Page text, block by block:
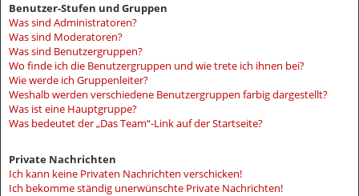
Benutzer-Stufen und Gruppen
Was sind Administratoren?
Was sind Moderatoren?
Was sind Benutzergruppen?
Wo finde ich die Benutzergruppen und wie trete ich ihnen bei?
Wie werde ich Gruppenleiter?
Weshalb werden verschiedene Benutzergruppen farbig dargestellt?
Was ist eine Hauptgruppe?
Was bedeutet der „Das Team“-Link auf der Startseite?
Private Nachrichten
Ich kann keine Privaten Nachrichten verschicken!
Ich bekomme ständig unerwünschte Private Nachrichten!